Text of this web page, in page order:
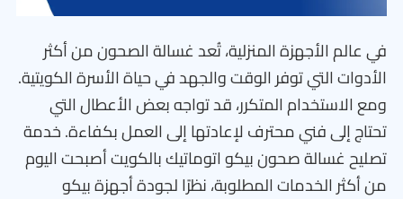
في عالم الأجهزة المنزلية، تُعد غسالة الصحون من أكثر
الأدوات التي توفر الوقت والجهد في حياة الأسرة الكويتية.
ومع الاستخدام المتكرر، قد تواجه بعض الأعطال التي
تحتاج إلى فني محترف لإعادتها إلى العمل بكفاءة. خدمة
تصليح غسالة صحون بيكو اتوماتيك بالكويت أصبحت اليوم
من أكثر الخدمات المطلوبة، نظرًا لجودة أجهزة بيكو